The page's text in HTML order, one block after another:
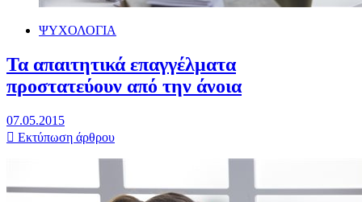
ΨΥΧΟΛΟΓΙΑ
Τα απαιτητικά επαγγέλματα
προστατεύουν από την άνοια
07.05.2015
Εκτύπωση άρθρου